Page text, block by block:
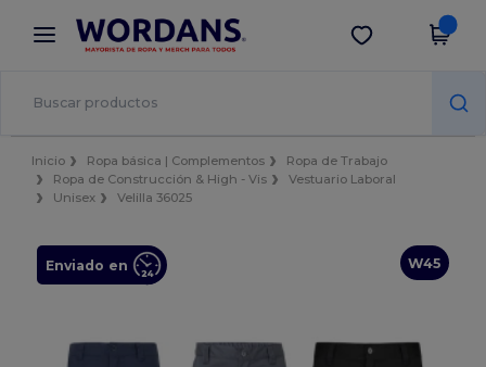
× App de Wordans
¡Mejores precios en app!
Descargar app
Inicio Ropa básica | Complementos
Ropa de Trabajo
Ropa de Construcción & High - Vis
Vestuario Laboral
Unisex
Velilla 36025
W45
Enviado en